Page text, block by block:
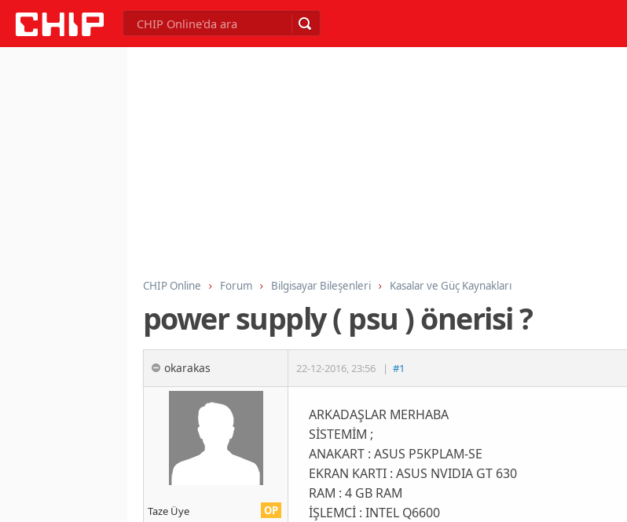
CHIP Online Forum Bilgisayar Bileşenleri Kasalar ve Güç Kaynakları
power supply ( psu ) önerisi ?
okarakas 22-12-2016,23:56 | #1
OP
Taze Üye
ARKADAŞLAR MERHABA
SİSTEMİM ;
ANAKART : ASUS P5KPLAM-SE
EKRAN KARTI : ASUS NVIDIA GT 630
RAM : 4 GB RAM
İŞLEMCİ : INTEL Q6600